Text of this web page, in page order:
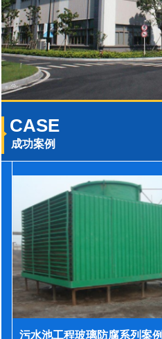
CASE
成功案例
污水池工程玻璃防腐系列案例